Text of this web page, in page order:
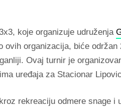
koje organizuje udruženja
ovih organizacija, biće održan
Ovaj turnir je
uređaja za Stacionar
rekreaciju odmere snage i